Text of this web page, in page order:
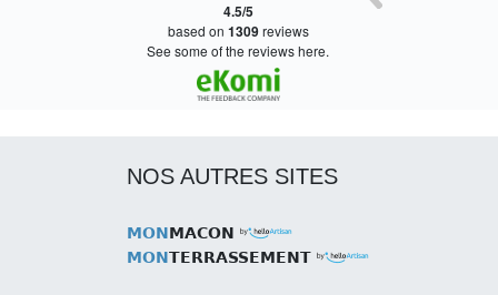
4.5/5
based on 1309reviews
see some of the reviews here.
NOS AUTRES SITES
MONMACON
MONTERRASSEMENT